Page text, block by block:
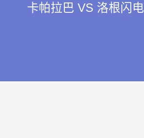
卡帕拉巴 VS 洛根闪电